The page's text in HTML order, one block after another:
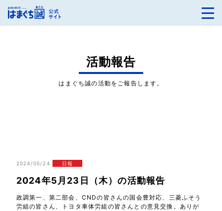
活動報告
はまぐち誠の活動をご報告します。
2024/05/24 日報
2024年5月23日（木）の活動報告
政調第一、第二部会、CNDの皆さんの国会豊対応、三菱ふそう
労組の皆さん、トヨタ車体労組の皆さんとの意見交換。ありが